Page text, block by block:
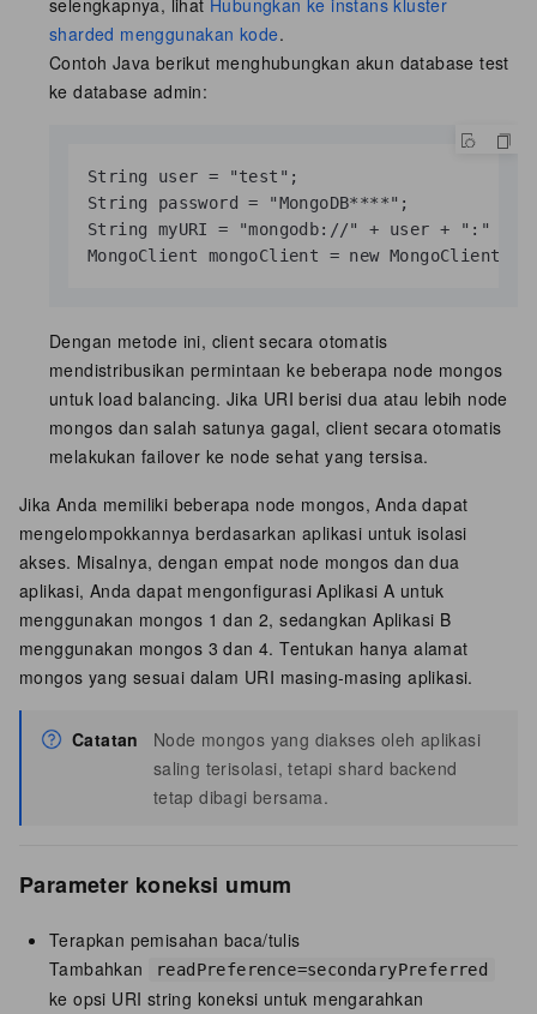
selengkapnya, lihat Hubungkan ke instans kluster
sharded menggunakan kode.
Contoh Java berikut menghubungkan akun database test
ke database admin:
String user = "test";
String password = "MongoDB****";
String myURI = "mongodb://" + user + ":" +
MongoClient mongoClient = new
Dengan metode ini, client secara otomatis
mendistribusikan permintaan ke beberapa node mongos
untuk load balancing. Jika URI berisi dua atau lebih node
mongos dan salah satunya gagal, client secara otomatis
melakukan failover ke node sehat yang tersisa.
Jika Anda memiliki beberapa node mongos, Anda dapat
mengelompokkannya berdasarkan aplikasi untuk isolasi
akses. Misalnya, dengan empat node mongos dan dua
aplikasi, Anda dapat mengonfigurasi Aplikasi A untuk
menggunakan mongos 1 dan 2, sedangkan Aplikasi B
menggunakan mongos 3 dan 4. Tentukan hanya alamat
mongos yang sesuai dalam URI masing-masing aplikasi.
Catatan
Node mongos yang diakses oleh aplikasi
saling terisolasi, tetapi shard backend
tetap dibagi bersama.
Parameter koneksi umum
Terapkan pemisahan baca/tulis
Tambahkan
readPreference=secondaryPreferred
ke opsi URI string koneksi untuk mengarahkan